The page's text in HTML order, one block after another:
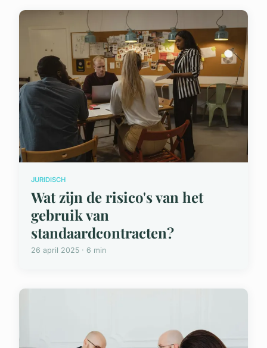
JURIDISCH
Wat zijn de risico's van het
gebruik van
standaardcontracten?
26 april 2025 · 6 min